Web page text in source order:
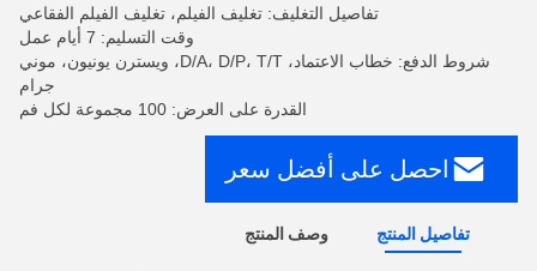
تفاصيل التغليف: تغليف الفيلم، تغليف الفيلم الفقاعي
وقت التسليم: 7 أيام عمل
شروط الدفع: خطاب الاعتماد، D/A، D/P، T/T، ويسترن يونيون، موني
جرام
القدرة على العرض: 100 مجموعة لكل فم
احصل على أفضل سعر
تفاصيل المنتج وصف المنتج